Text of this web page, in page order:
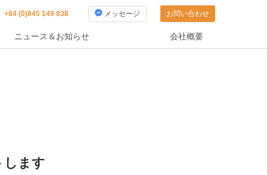
+84 (0)845 149 838 メッセージ お問い合わせ
ニュース＆お知らせ 会社概要
します